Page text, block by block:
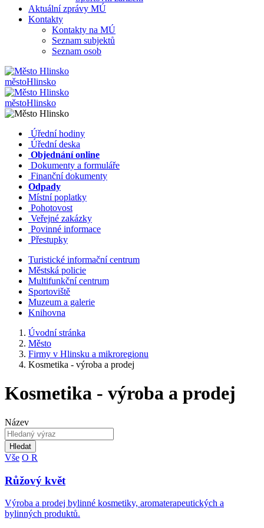
Aktuální zprávy MÚ
Kontakty
Kontakty na MÚ
Seznam subjektů
Seznam osob
městoHlinsko
městoHlinsko
Úřední hodiny
Úřední deska
Objednání online
Dokumenty a formuláře
Finanční dokumenty
Odpady
Místní poplatky
Pohotovost
Veřejné zakázky
Povinné informace
Přestupky
Turistické informační centrum
Městská policie
Multifunkční centrum
Sportoviště
Muzeum a galerie
Knihovna
Úvodní stránka
Město
Firmy v Hlinsku a mikroregionu
Kosmetika - výroba a prodej
Kosmetika - výroba a prodej
Název
Hledat
Vše O R
Růžový květ
Výroba a prodej bylinné kosmetiky, aromaterapeutických a
bylinných produktů.